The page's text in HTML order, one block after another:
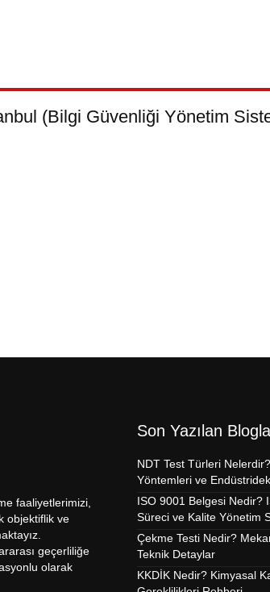
(Bilgi Güvenliği Yönetim
faaliyetlerimizi,
objektiflik ve
geçerliliğe
olarak
Son Yazılan
NDT Test Türleri
Yöntemleri ve
ISO 9001 Belgesi Nedir?
Süreci ve Kalite Yönetim
Çekme Testi Nedir?
Teknik Detaylar
KKDİK Nedir? Kimyasal